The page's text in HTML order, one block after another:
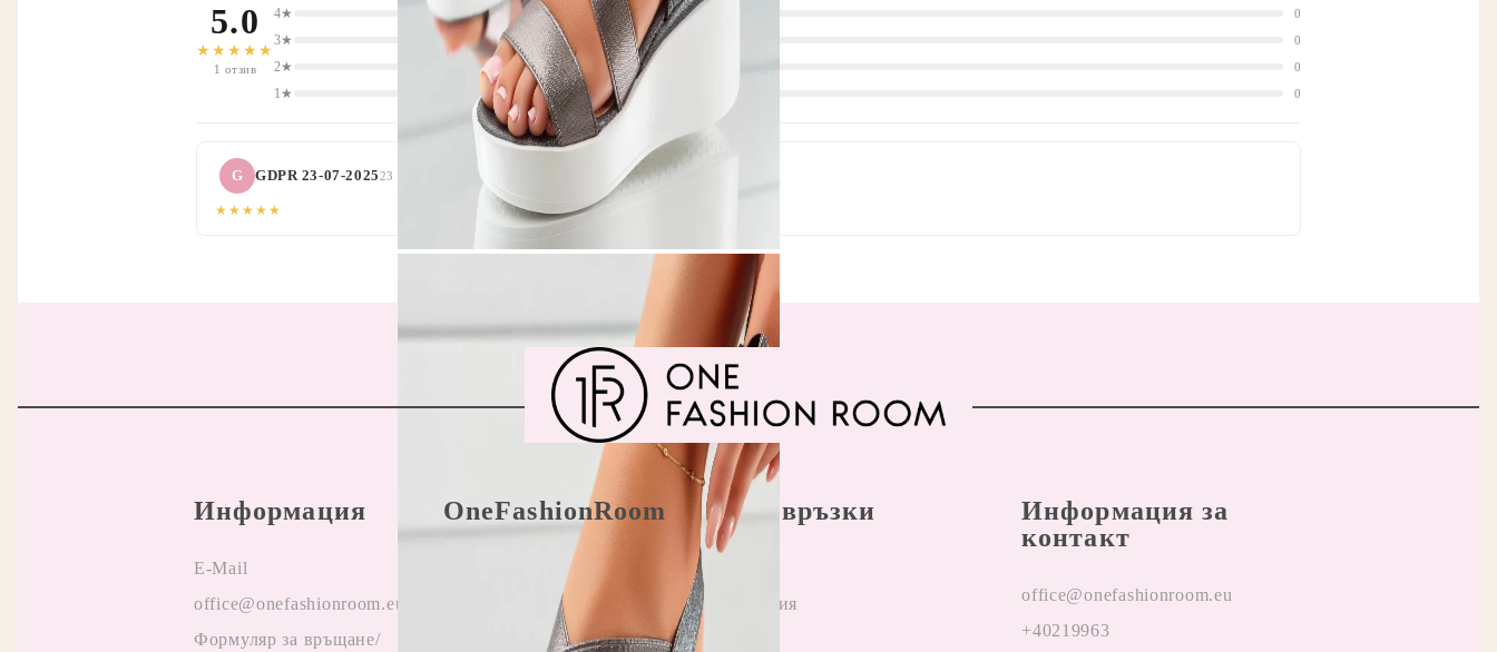
5.0
★★★★★
1 отзив
4★ 0
3★ 0
2★ 0
1★ 0
G GDPR 23-07-202523 Юли 2024
★★★★★
Информация
E-Mail
office@onefashionroom.eu
Формуляр за връщане/
OneFashionRoom
Правила и условия
Oнлайн разрешаване
Бързи връзки
Начало
Регистрация
Вход
Информация за
контакт
office@onefashionroom.eu
+40219963